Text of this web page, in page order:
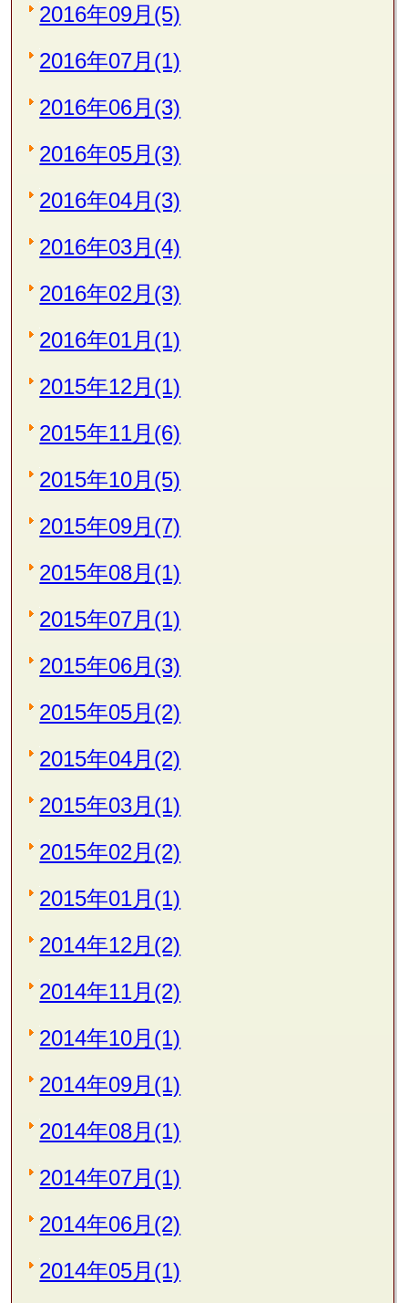
2016年09月(5)
2016年07月(1)
2016年06月(3)
2016年05月(3)
2016年04月(3)
2016年03月(4)
2016年02月(3)
2016年01月(1)
2015年12月(1)
2015年11月(6)
2015年10月(5)
2015年09月(7)
2015年08月(1)
2015年07月(1)
2015年06月(3)
2015年05月(2)
2015年04月(2)
2015年03月(1)
2015年02月(2)
2015年01月(1)
2014年12月(2)
2014年11月(2)
2014年10月(1)
2014年09月(1)
2014年08月(1)
2014年07月(1)
2014年06月(2)
2014年05月(1)